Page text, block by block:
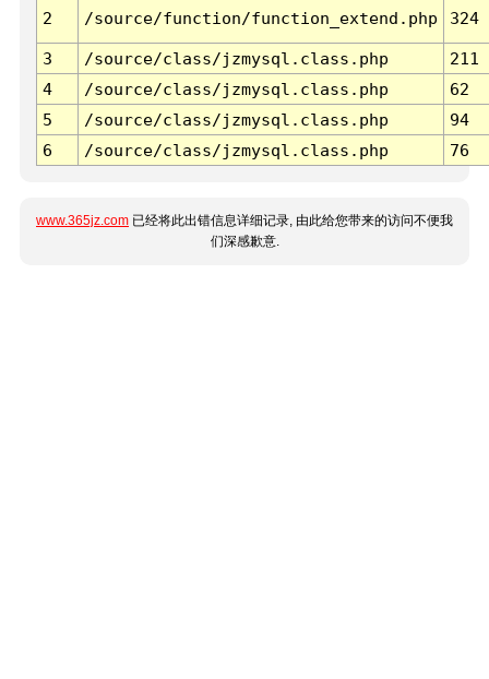
2 /source/function/function_extend.php 324
3 /source/class/jzmysql.class.php
211
4
/source/class/jzmysql.class.php
62
5
/source/class/jzmysql.class.php
94
6
/source/class/jzmysql.class.php 76
www.365jz.com 已经将此出错信息详细记录, 由此给您带来的访问不便我
们深感歉意.